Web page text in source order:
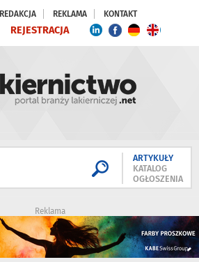
REDAKCJA REKLAMA KONTAKT
REJESTRACJA
ARTYKUŁY
KATALOG
OGŁOSZENIA
Reklama